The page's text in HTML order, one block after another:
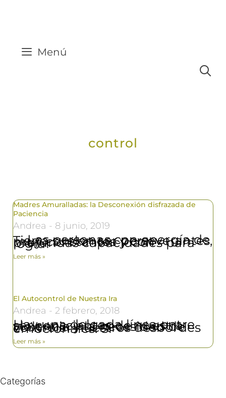
Menú
control
Madres Amuralladas: la Desconexión disfrazada de
Paciencia
Andrea 8 junio, 2019
Las personas con energía de Tierra suelen ser perseverantes, muy constantes y con profundas capacidades para lograr
Leer más »
El Autocontrol de Nuestra Ira
Andrea 2 febrero, 2018
Hay una delgada línea entre ser conscientes de nuestra violencia y la necesidad de controlar nuestros desbordes emocionales. Si
Leer más »
Categorías